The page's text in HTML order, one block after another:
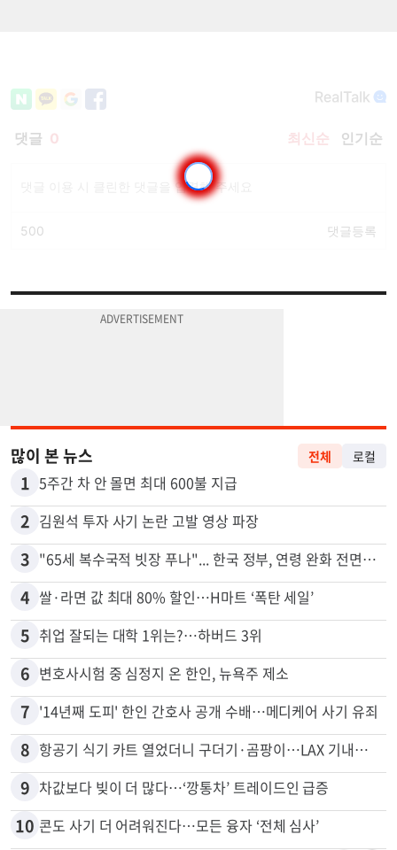
1 5주간 차 안 몰면 최대 600불 지급
2 김원석 투자 사기 논란 고발 영상 파장
3
4 쌀·라면 값 최대 80% 할인…H마트 ‘폭탄 세일’
5 취업 잘되는 대학 1위는?…하버드 3위
6 변호사시험 중 심정지 온 한인, 뉴욕주 제소
7 '14년째 도피' 한인 간호사 공개 수배…메디케어 사기 유죄
8
9 차값보다 빚이 더 많다…‘깡통차’ 트레이드인 급증